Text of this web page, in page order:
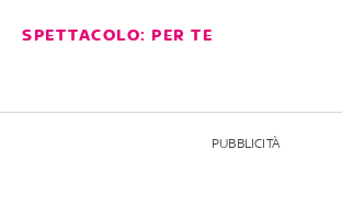
SPETTACOLO: PER TE
PUBBLICITÀ